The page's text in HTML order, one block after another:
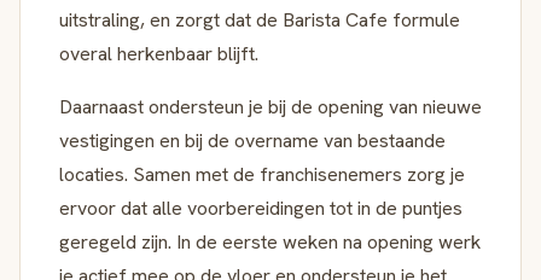
uitstraling, en zorgt dat de Barista Cafe formule
overal herkenbaar blijft.
Daarnaast ondersteun je bij de opening van nieuwe
vestigingen en bij de overname van bestaande
locaties. Samen met de franchisenemers zorg je
ervoor dat alle voorbereidingen tot in de puntjes
geregeld zijn. In de eerste weken na opening werk